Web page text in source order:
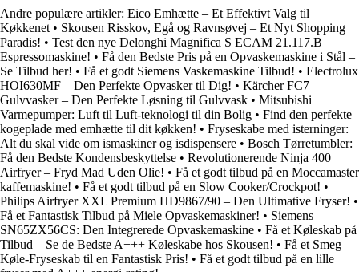
Andre populære artikler: Eico Emhætte – Et Effektivt Valg til
Køkkenet • Skousen Risskov, Egå og Ravnsøvej – Et Nyt Shopping
Paradis! • Test den nye Delonghi Magnifica S ECAM 21.117.B
Espressomaskine! • Få den Bedste Pris på en Opvaskemaskine i Stål –
Se Tilbud her! • Få et godt Siemens Vaskemaskine Tilbud! • Electrolux
HOI630MF – Den Perfekte Opvasker til Dig! • Kärcher FC7
Gulvvasker – Den Perfekte Løsning til Gulvvask • Mitsubishi
Varmepumper: Luft til Luft-teknologi til din Bolig • Find den perfekte
kogeplade med emhætte til dit køkken! • Fryseskabe med isterninger:
Alt du skal vide om ismaskiner og isdispensere • Bosch Tørretumbler:
Få den Bedste Kondensbeskyttelse • Revolutionerende Ninja 400
Airfryer – Fryd Mad Uden Olie! • Få et godt tilbud på en Moccamaster
kaffemaskine! • Få et godt tilbud på en Slow Cooker/Crockpot! •
Philips Airfryer XXL Premium HD9867/90 – Den Ultimative Fryser! •
Få et Fantastisk Tilbud på Miele Opvaskemaskiner! • Siemens
SN65ZX56CS: Den Integrerede Opvaskemaskine • Få et Køleskab på
Tilbud – Se de Bedste A+++ Køleskabe hos Skousen! • Få et Smeg
Køle-Fryseskab til en Fantastisk Pris! • Få et godt tilbud på en lille